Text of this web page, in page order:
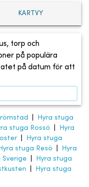
KARTVY
torp och
på populära
på datum för att
Hyra stuga
stuga Rossö
Hyra
Hyra stuga
Hyra stuga Resö
Hyra
Sverige
Hyra stuga
Hyra stuga